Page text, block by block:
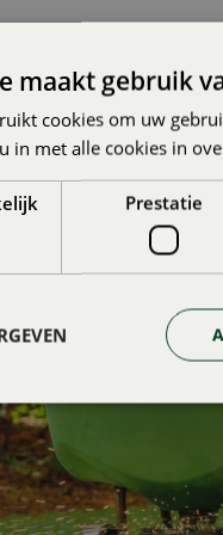
maaien. Door het
gazonmest een
op de winter.
op kunt zijn.
maakt gebruik
cookies om uw
in met alle cookies in
Prestatie